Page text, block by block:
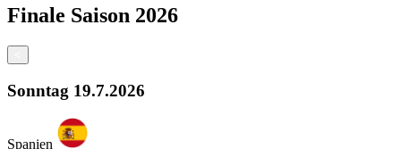
Finale Saison 2026
Sonntag 19.7.2026
Spanien